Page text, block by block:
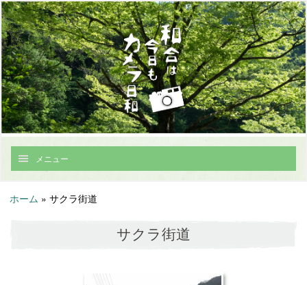
メニュー
ホーム » サクラ街道
サクラ街道